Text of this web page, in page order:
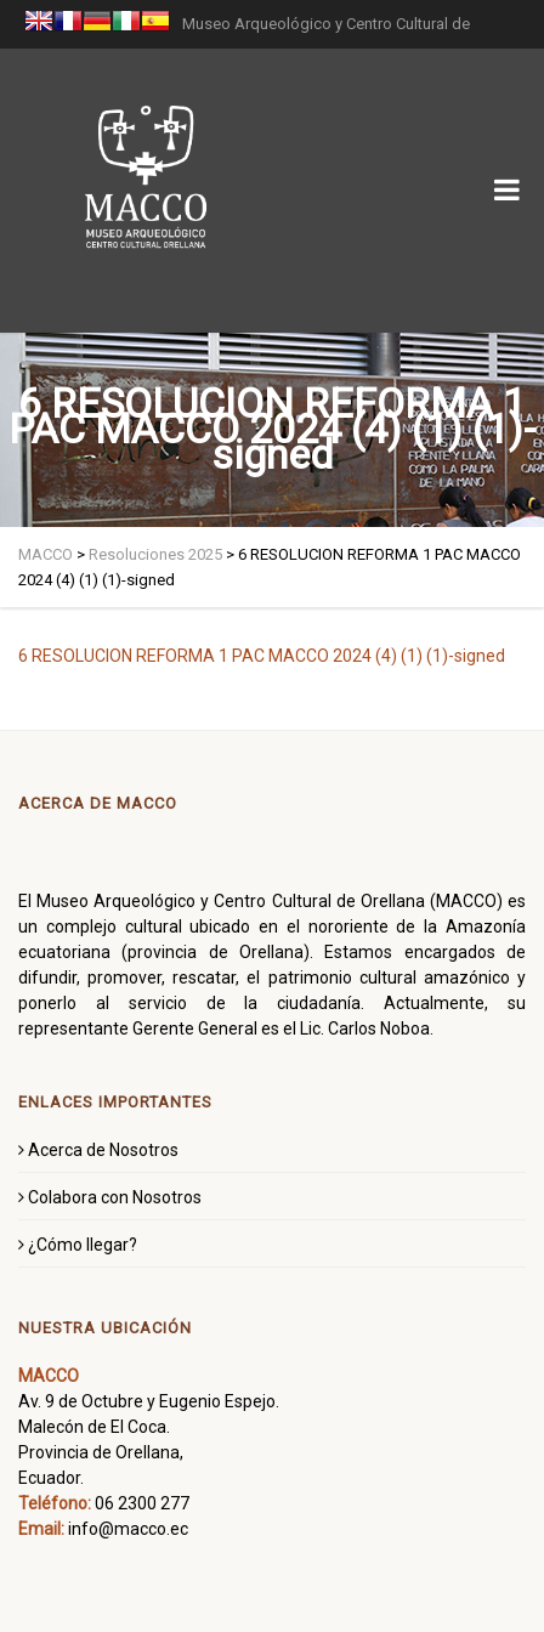
Museo Arqueológico y Centro Cultural de
6 RESOLUCION REFORMA 1
PAC MACCO 2024 (4) (1) (1)-
signed
MACCO > Resoluciones 2025 > 6 RESOLUCION REFORMA 1 PAC MACCO
2024 (4) (1) (1)-signed
6 RESOLUCION REFORMA 1 PAC MACCO 2024 (4) (1) (1)-signed
ACERCA DE MACCO
El Museo Arqueológico y Centro Cultural de Orellana (MACCO) es
un complejo cultural ubicado en el nororiente de la Amazonía
ecuatoriana (provincia de Orellana). Estamos encargados de
difundir, promover, rescatar, el patrimonio cultural amazónico y
ponerlo al servicio de la ciudadanía. Actualmente, su
representante Gerente General es el Lic. Carlos Noboa.
ENLACES IMPORTANTES
Acerca de Nosotros
Colabora con Nosotros
¿Cómo llegar?
NUESTRA UBICACIÓN
MACCO
Av. 9 de Octubre y Eugenio Espejo.
Malecón de El Coca.
Provincia de Orellana,
Ecuador.
Teléfono:06 2300 277
Email:info@macco.ec